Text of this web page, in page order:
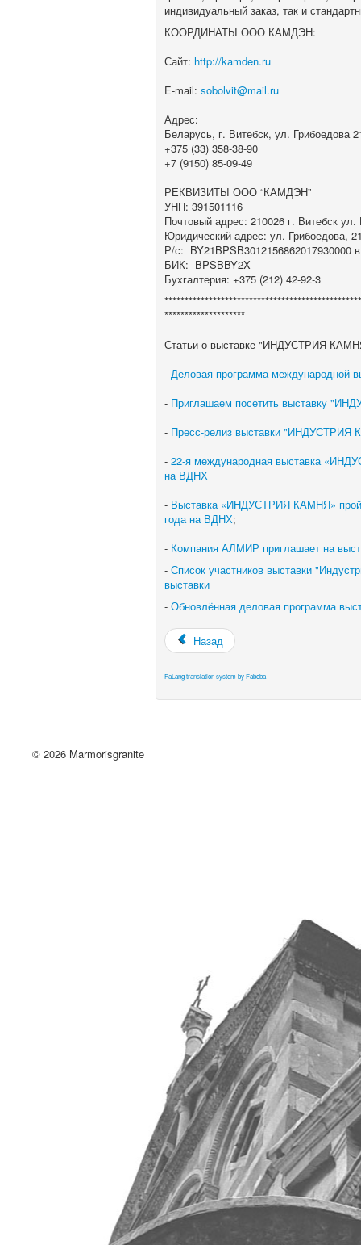
индивидуальный заказ, так и
КООРДИНАТЫ ООО КАМДЭН:
Сайт: http://kamden.ru
E-mail:sobolvit@mail.ru
Адрес:
Беларусь, г. Витебск, ул. Грибоедова
+375 (33) 358-38-90
+7 (9150) 85-09-49
РЕКВИЗИТЫ ООО “КАМДЭН”
УНП: 391501116
Почтовый адрес: 210026 г. Витебск ул.
Юридический адрес: ул. Грибоедова,
Р/с:
БИК: BPSBBY2X
Бухгалтерия: +375 (212) 42-92-3
********************
Статьи о выставке "ИНДУСТРИЯ
-Деловая программа
- Приглашаем посетить выставку
- Пресс-релиз выставки "ИНДУСТРИЯ
-22-я международная выставка
на ВДНХ
- Выставка «ИНДУСТРИЯ КАМНЯ»
года на ВДНХ;
- Компания АЛМИР приглашает на
-Список участников выставки
выставки
-Обновлённая деловая программа
Назад
FaLang translation system by Faboba
© 2026 Marmorisgranite